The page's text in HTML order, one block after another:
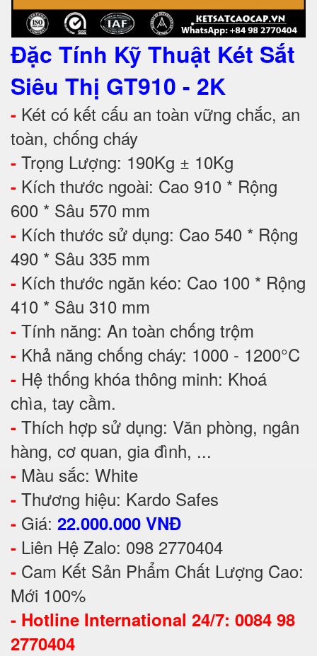
Đặc Tính Kỹ Thuật Két Sắt
Siêu Thị GT910 - 2K
- Két có kết cấu an toàn vững chắc, an
toàn, chống cháy
- Trọng Lượng: 190Kg ± 10Kg
- Kích thước ngoài: Cao 910 * Rộng
600 * Sâu 570 mm
- Kích thước sử dụng: Cao 540 * Rộng
490 * Sâu 335 mm
- Kích thước ngăn kéo: Cao 100 * Rộng
410 * Sâu 310 mm
- Tính năng: An toàn chống trộm
- Khả năng chống cháy: 1000 - 1200°C
- Hệ thống khóa thông minh: Khoá
chìa, tay cầm.
- Thích hợp sử dụng: Văn phòng, ngân
hàng, cơ quan, gia đình, ...
- Màu sắc: White
- Thương hiệu: Kardo Safes
- Giá: 22.000.000 VNĐ
- Liên Hệ Zalo: 098 2770404
- Cam Kết Sản Phẩm Chất Lượng Cao:
Mới 100%
- Hotline International 24/7: 0084 98
2770404